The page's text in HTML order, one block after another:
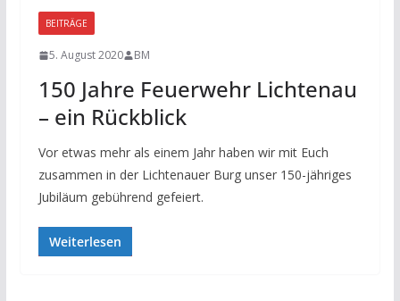
BEITRÄGE
5. August 2020 BM
150 Jahre Feuerwehr Lichtenau
– ein Rückblick
Vor etwas mehr als einem Jahr haben wir mit Euch
zusammen in der Lichtenauer Burg unser 150-jähriges
Jubiläum gebührend gefeiert.
Weiterlesen